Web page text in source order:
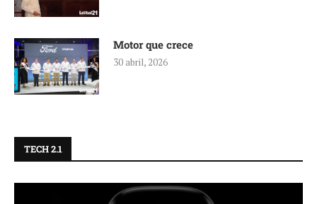
Motor que crece
30 abril, 2026
TECH 2.1